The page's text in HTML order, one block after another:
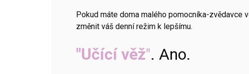
Pokud máte doma malého pomocníka-zvědavce
změnit váš denní režim k lepšímu.
"Učící věž". Ano.